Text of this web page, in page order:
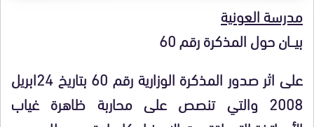
مدرسة العونية
بيـــان حول المذكرة رقم 60
على اثر صدور المذكرة الوزارية رقم 60 بتاريخ 24ابريل
2008 والتي تنصص على محاربة ظاهرة غياب